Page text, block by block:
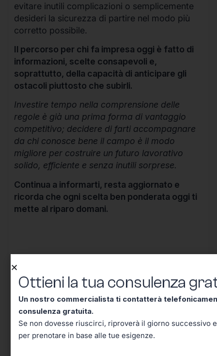
evitare inutili complicazioni o semplicemente
desideri la sicurezza di partire nel modo più
corretto possibile.
Il percorso per chi fa impresa oggi è fatto di
informazioni, scelte consapevoli e,
soprattutto, della capacità di anticipare gli
ostacoli piuttosto che subirli.
Investire tempo nella comprensione delle
regole è già una prima forma di vantaggio
competitivo; decidere di farti accompagnare
da chi conosce bene il campo è il modo
migliore per costruire un futuro lavorativo
solido, efficiente e senza inutili sorprese.
Continua a informarti, resta aggiornato e
ricorda che ogni scelta ben ponderata oggi ti
mette al riparo domani.
Ottieni la tua consulenza
gratuita!
Ottieni la tua consulenza
Un nostro commercialista ti contatterà
consulenza gratuita.
Se non dovesse riuscirci, riproverà il giorno successivo
per prenotare in base alle tue esigenze.